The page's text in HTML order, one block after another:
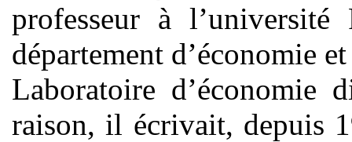
professeur à
département d’économie
Laboratoire d’économie
raison, il écrivait, depuis